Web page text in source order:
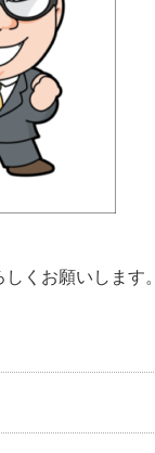
くお願いします。